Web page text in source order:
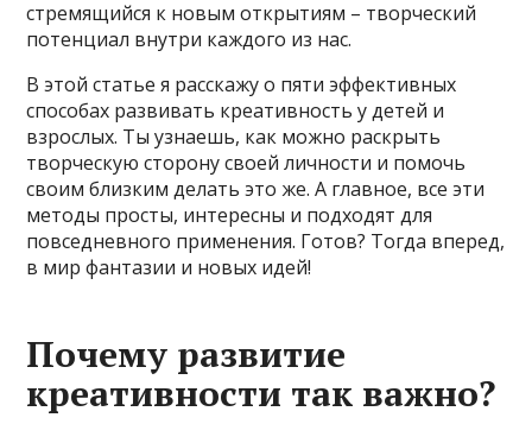
стремящийся к новым открытиям – творческий
потенциал внутри каждого из нас.
В этой статье я расскажу о пяти эффективных
способах развивать креативность у детей и
взрослых. Ты узнаешь, как можно раскрыть
творческую сторону своей личности и помочь
своим близким делать это же. А главное, все эти
методы просты, интересны и подходят для
повседневного применения. Готов? Тогда вперед,
в мир фантазии и новых идей!
Почему развитие
креативности так важно?